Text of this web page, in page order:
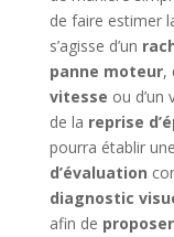
de faire estimer
s’agisse d’un
panne moteur,
vitesse ou
de la reprise
pourra établir
d’évaluation
diagnostic
afin de